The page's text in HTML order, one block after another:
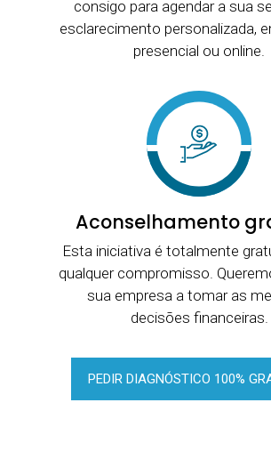
consigo para agendar a sua
esclarecimento personalizada,
presencial ou online.
Aconselhamento
Esta iniciativa é totalmente
qualquer compromisso.
sua empresa a tomar as
decisões financeiras.
PEDIR DIAGNÓSTICO 100%